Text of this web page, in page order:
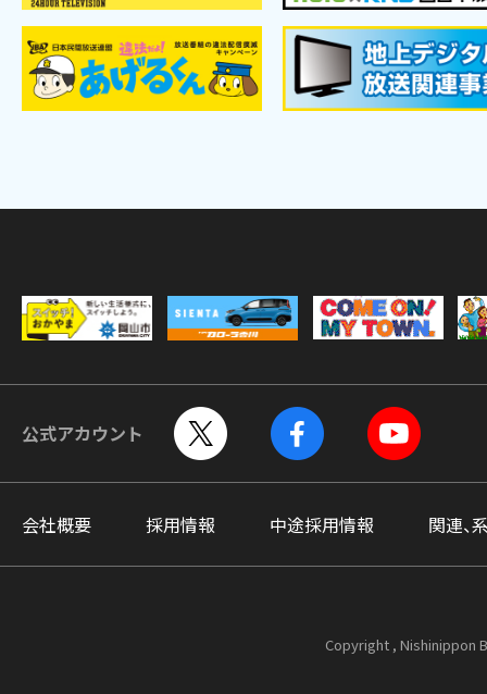
公式アカウント
会社概要 採用情報 中途採用情報 関連、
Copyright , Nishinippon